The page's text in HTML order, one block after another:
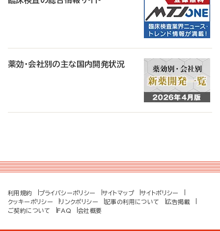
薬効・会社別の主な国内開発状況
利用規約 プライバシーポリシー サイトマップ
サイトポリシー
クッキーポリシー
リンクポリシー 記事の利用について
広告掲載
ご契約について
FAQ 会社概要